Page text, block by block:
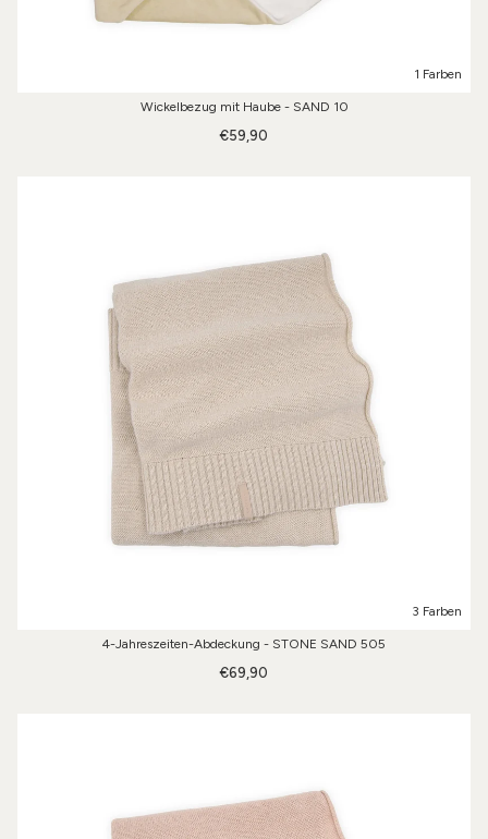
1 Farben
Wickelbezug mit Haube - SAND 10
€59,90
3 Farben
4-Jahreszeiten-Abdeckung - STONE SAND 505
€69,90